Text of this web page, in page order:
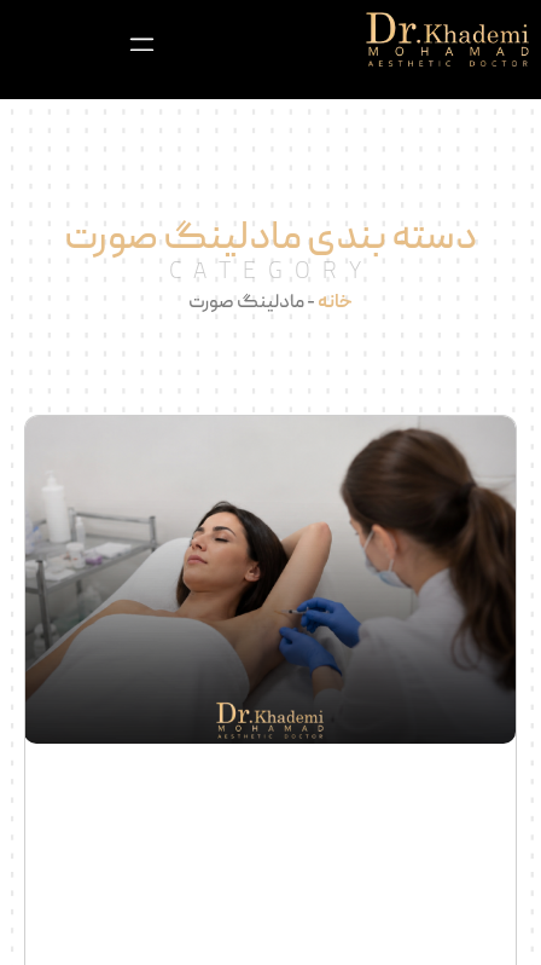
دسته بندی مادلینگ صورت
CATEGORY
خانه-مادلینگ صورت